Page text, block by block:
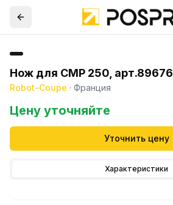
Нож для СМР 250, арт.89676
Robot-Coupe · Франция
Цену уточняйте
Уточнить цену
Характеристики